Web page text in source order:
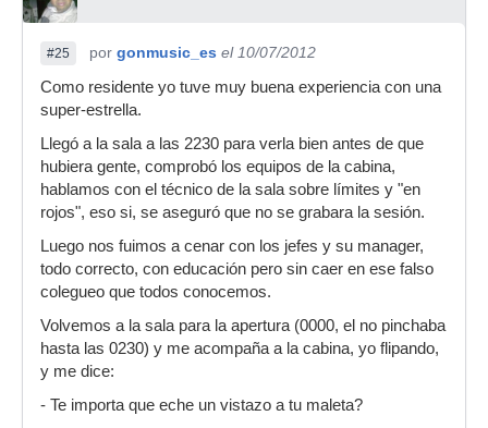
#25 por gonmusic_es el 10/07/2012
Como residente yo tuve muy buena experiencia con una
super-estrella.
Llegó a la sala a las 2230 para verla bien antes de que
hubiera gente, comprobó los equipos de la cabina,
hablamos con el técnico de la sala sobre límites y "en
rojos", eso si, se aseguró que no se grabara la sesión.
Luego nos fuimos a cenar con los jefes y su manager,
todo correcto, con educación pero sin caer en ese falso
colegueo que todos conocemos.
Volvemos a la sala para la apertura (0000, el no pinchaba
hasta las 0230) y me acompaña a la cabina, yo flipando,
y me dice:
- Te importa que eche un vistazo a tu maleta?